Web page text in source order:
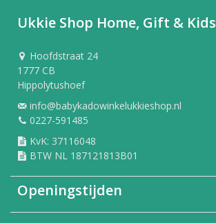
Ukkie Shop Home, Gift & Kids
Hoofdstraat 24
1777 CB
Hippolytushoef
info@babykadowinkelukkieshop.nl
0227-591485
KvK: 37116048
BTW NL 187121813B01
Openingstijden